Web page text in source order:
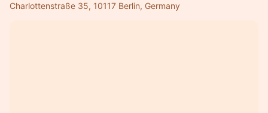
Charlottenstraße 35, 10117 Berlin, Germany